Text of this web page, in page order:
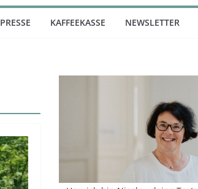
PRESSE KAFFEEKASSE NEWSLETTER